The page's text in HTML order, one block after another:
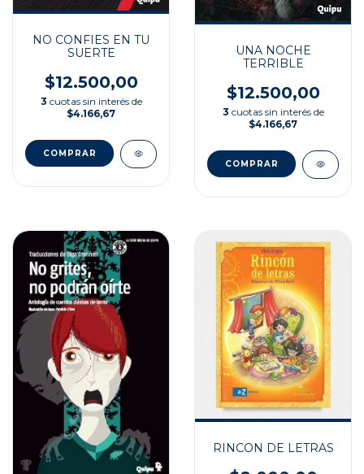
NO CONFIES EN TU
SUERTE
$12.500,00
3 cuotas sin interés de
$4.166,67
UNA NOCHE
TERRIBLE
$12.500,00
3 cuotas sin interés de
$4.166,67
RINCON DE LETRAS